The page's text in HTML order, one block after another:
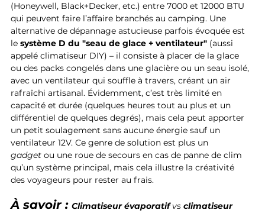
(Honeywell, Black+Decker, etc.) entre 7000 et 12000 BTU
qui peuvent faire l’affaire branchés au camping. Une
alternative de dépannage astucieuse parfois évoquée est
le système D du "seau de glace + ventilateur" (aussi
appelé climatiseur DIY) – il consiste à placer de la glace
ou des packs congelés dans une glacière ou un seau isolé,
avec un ventilateur qui souffle à travers, créant un air
rafraîchi artisanal. Évidemment, c’est très limité en
capacité et durée (quelques heures tout au plus et un
différentiel de quelques degrés), mais cela peut apporter
un petit soulagement sans aucune énergie sauf un
ventilateur 12V. Ce genre de solution est plus un
gadget ou une roue de secours en cas de panne de clim
qu’un système principal, mais cela illustre la créativité
des voyageurs pour rester au frais.
À savoir : Climatiseur évaporatif vs climatiseur